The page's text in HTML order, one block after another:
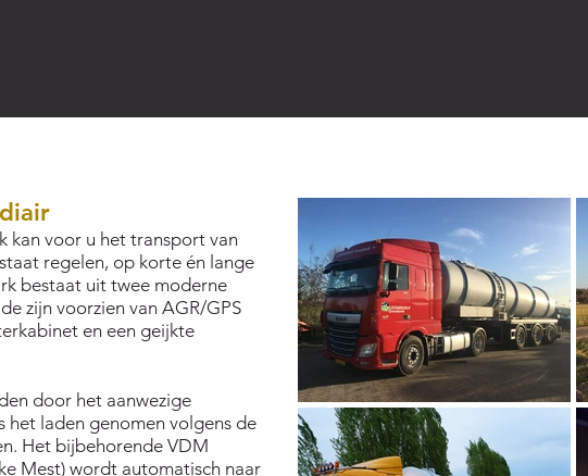
kan voor u het transport van
regelen, op korte én lange
bestaat uit twee moderne
zijn voorzien van AGR/GPS
en een geijkte
door het aanwezige
het laden genomen volgens de
Het bijbehorende VDM
Mest) wordt automatisch naar